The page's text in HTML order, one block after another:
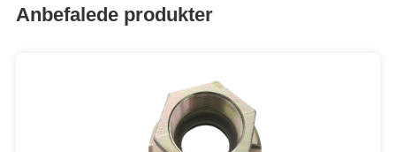
Anbefalede produkter